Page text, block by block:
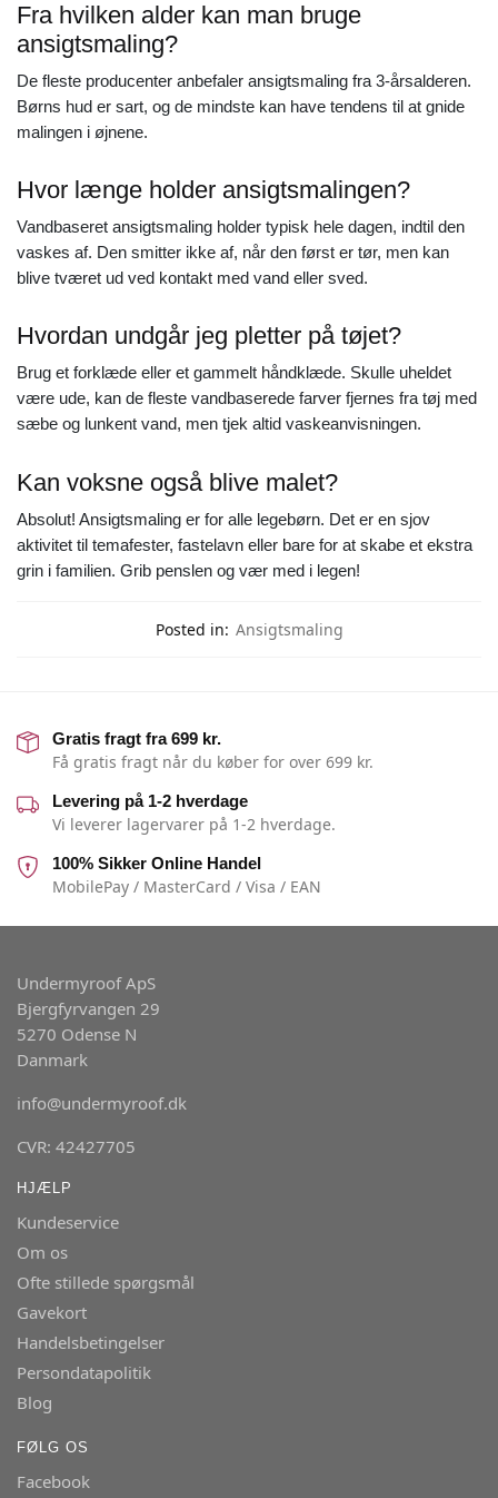
Fra hvilken alder kan man bruge
ansigtsmaling?
De fleste producenter anbefaler ansigtsmaling fra 3-årsalderen.
Børns hud er sart, og de mindste kan have tendens til at gnide
malingen i øjnene.
Hvor længe holder ansigtsmalingen?
Vandbaseret ansigtsmaling holder typisk hele dagen, indtil den
vaskes af. Den smitter ikke af, når den først er tør, men kan
blive tværet ud ved kontakt med vand eller sved.
Hvordan undgår jeg pletter på tøjet?
Brug et forklæde eller et gammelt håndklæde. Skulle uheldet
være ude, kan de fleste vandbaserede farver fjernes fra tøj med
sæbe og lunkent vand, men tjek altid vaskeanvisningen.
Kan voksne også blive malet?
Absolut! Ansigtsmaling er for alle legebørn. Det er en sjov
aktivitet til temafester, fastelavn eller bare for at skabe et ekstra
grin i familien. Grib penslen og vær med i legen!
Posted in: Ansigtsmaling
Gratis fragt fra 699 kr.
Få gratis fragt når du køber for over 699 kr.
Levering på 1-2 hverdage
Vi leverer lagervarer på 1-2 hverdage.
100% Sikker Online Handel
MobilePay / MasterCard / Visa / EAN
Undermyroof ApS
Bjergfyrvangen 29
5270 Odense N
Danmark
info@undermyroof.dk
CVR: 42427705
HJÆLP
Kundeservice
Om os
Ofte stillede spørgsmål
Gavekort
Handelsbetingelser
Persondatapolitik
Blog
FØLG OS
Facebook